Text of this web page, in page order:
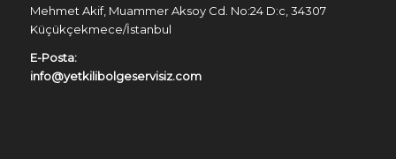
Mehmet Akif, Muammer Aksoy Cd. No:24 D:c, 34307
Küçükçekmece/İstanbul
E-Posta:
info@yetkilibolgeservisiz.com